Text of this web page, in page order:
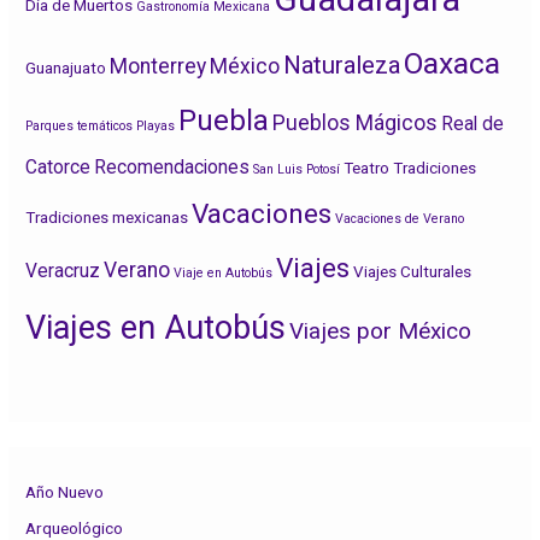
Día de Muertos Gastronomía Mexicana
Guanajuato Monterrey México NaturalezaOaxaca
Parques temáticos Playas Puebla Pueblos Mágicos Real de
Catorce Recomendaciones San Luis Potosí Teatro Tradiciones
Tradiciones mexicanas Vacaciones Vacaciones de Verano
Veracruz Verano Viaje en Autobús Viajes Viajes Culturales
Viajes en AutobúsViajes por México
Año Nuevo
Arqueológico